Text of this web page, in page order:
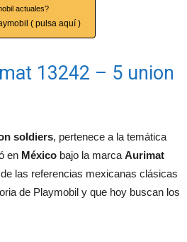
actuales?
( pulsa aquí )
13242 – 5 union
soldiers, pertenece a la temática
en México bajo la marca Aurimat
las referencias mexicanas clásicas
de Playmobil y que hoy buscan los